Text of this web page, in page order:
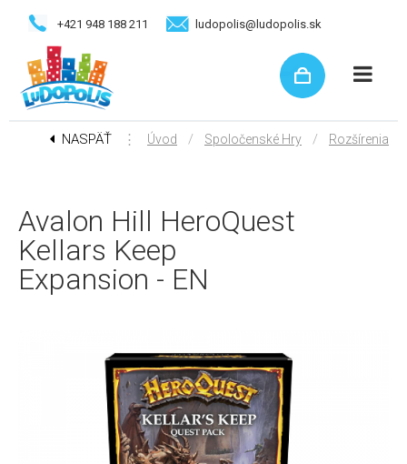
+421 948 188 211 ludopolis@ludopolis.sk
NASPÄŤ ⋮ Úvod / Spoločenské Hry / Rozšírenia
Avalon Hill HeroQuest
Kellars Keep
Expansion - EN